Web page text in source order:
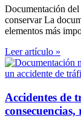
Documentación
conservar La
elementos más
Leer artículo »
Accidentes de